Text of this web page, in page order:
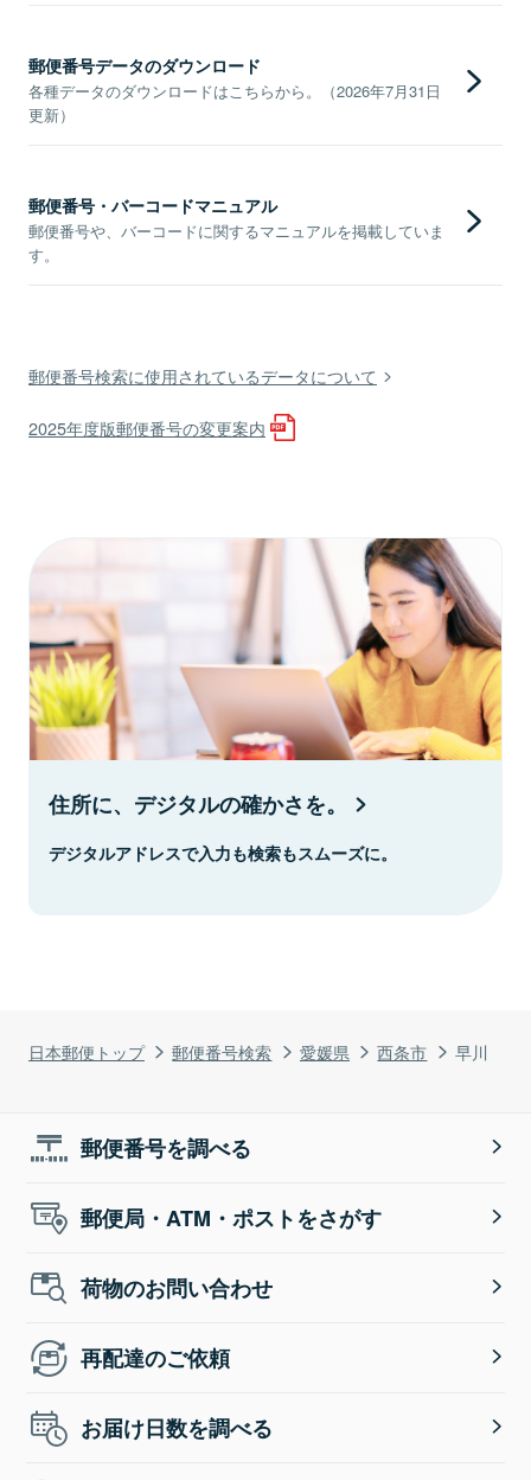
日本郵便トップ 郵便番号検索 愛媛県 西条市 早川
郵便番号データのダウンロード
各種データのダウンロードはこちらから。（2026年7月31日
更新）
郵便番号・バーコードマニュアル
郵便番号や、バーコードに関するマニュアルを掲載していま
す。
郵便番号検索に使用されているデータについて
2025年度版郵便番号の変更案内
住所に、デジタルの確かさを。
デジタルアドレスで入力も検索もスムーズに。
郵便番号を調べる
郵便局・ATM・ポストをさがす
荷物のお問い合わせ
再配達のご依頼
お届け日数を調べる